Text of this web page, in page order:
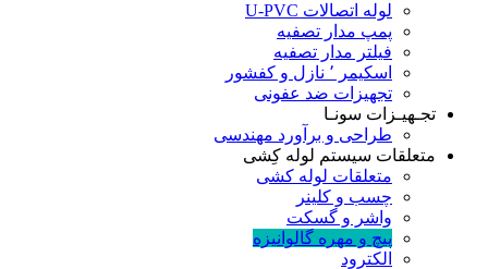
لوله اتصالات U-PVC
پمپ مدار تصفیه
فیلتر مدار تصفیه
اسکیمر ٬ نازل و کفشور
تجهیزات ضد عفونی
تجـهیـزات سونـا
طراحی و برآورد مهندسی
متعلقات سیستم لوله کِشی
متعلقات لوله کشی
چسب و کلینر
واشر و گسکت
پیچ و مهره گالوانیزه
الکترود